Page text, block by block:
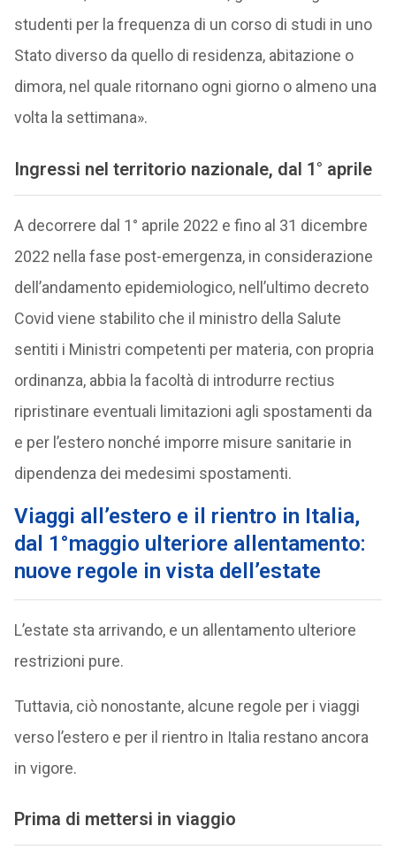
studenti per la frequenza di un corso di studi in uno
Stato diverso da quello di residenza, abitazione o
dimora, nel quale ritornano ogni giorno o almeno una
volta la settimana».
Ingressi nel territorio nazionale, dal 1° aprile
A decorrere dal 1° aprile 2022 e fino al 31 dicembre
2022 nella fase post-emergenza, in considerazione
dell’andamento epidemiologico, nell’ultimo decreto
Covid viene stabilito che il ministro della Salute
sentiti i Ministri competenti per materia, con propria
ordinanza, abbia la facoltà di introdurre rectius
ripristinare eventuali limitazioni agli spostamenti da
e per l’estero nonché imporre misure sanitarie in
dipendenza dei medesimi spostamenti.
Viaggi all’estero e il rientro in Italia,
dal 1°maggio ulteriore allentamento:
nuove regole in vista dell’estate
L’estate sta arrivando, e un allentamento ulteriore
restrizioni pure.
Tuttavia, ciò nonostante, alcune regole per i viaggi
verso l’estero e per il rientro in Italia restano ancora
in vigore.
Prima di mettersi in viaggio